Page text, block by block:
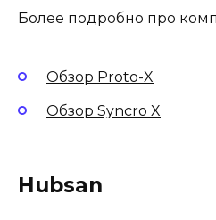
Более подробно про
Обзор Proto-X
Обзор Syncro X
Hubsan